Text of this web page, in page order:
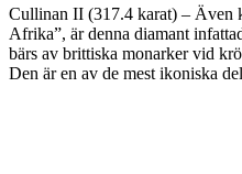
Cullinan II (317.4 karat) – Även
Afrika”, är denna diamant
bärs av brittiska monarker vid
Den är en av de mest ikoniska